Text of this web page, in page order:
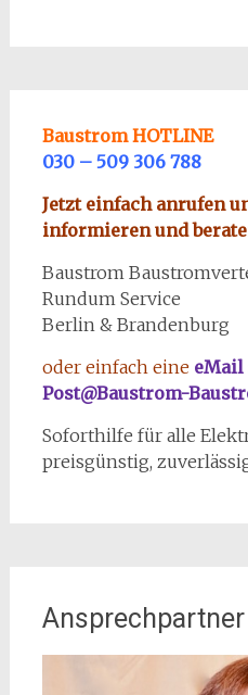
Baustrom HOTLINE
030 – 509 306 788
Jetzt einfach anrufen
informieren und
Baustrom
Rundum Service
Berlin & Brandenburg
oder einfach eine eMail
Post@Baustrom-
Soforthilfe für alle
preisgünstig,
Ansprechpartner